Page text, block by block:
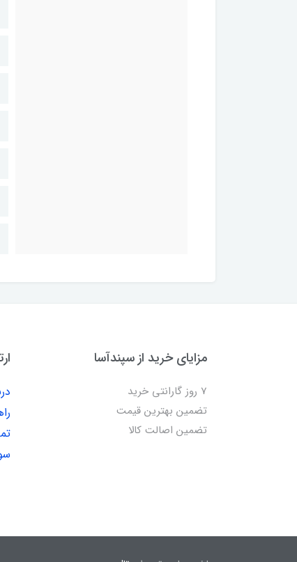
مزایای خرید از سپندآسا
7 روز گارانتی خرید
تضمین بهترین قیمت
تضمین اصالت کالا